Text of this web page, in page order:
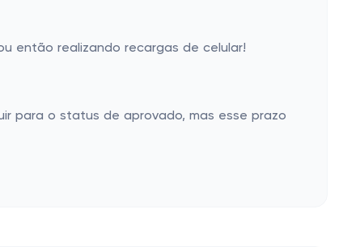
então realizando recargas de celular!
para o status de aprovado, mas esse prazo